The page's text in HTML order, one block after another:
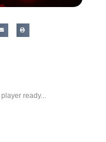
player ready...